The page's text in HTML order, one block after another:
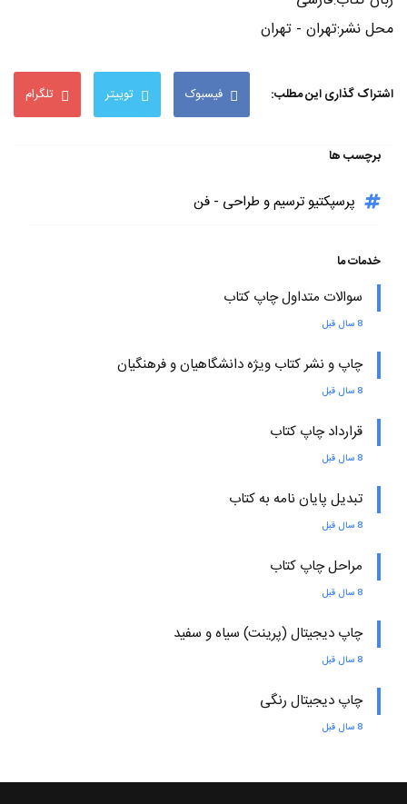
محل نشر:تهران - تهران
اشتراک گذاری این مطلب: فیسبوک توییتر تلگرام
برچسب ها
پرسپکتیو ترسیم و طراحی - فن
خدمات ما
سوالات متداول چاپ کتاب
8 سال قبل
چاپ و نشر کتاب ویژه دانشگاهیان و فرهنگیان
8 سال قبل
قرارداد چاپ کتاب
8 سال قبل
تبدیل پایان نامه به کتاب
8 سال قبل
مراحل چاپ کتاب
8 سال قبل
چاپ دیجیتال (پرینت) سیاه و سفید
8 سال قبل
چاپ دیجیتال رنگی
8 سال قبل